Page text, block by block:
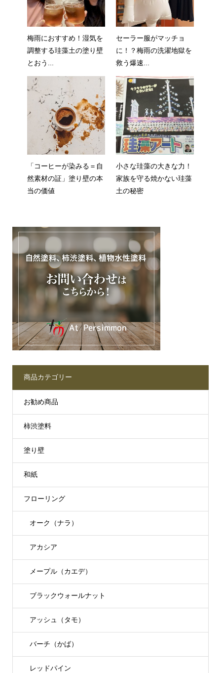
梅雨におすすめ！湿気を
調整する珪藻土の塗り壁
とおう...
セーラー服がマッチョ
に！？梅雨の洗濯地獄を
救う爆速...
「コーヒーが染みる＝自
然素材の証」塗り壁の本
当の価値
小さな珪藻の大きな力！
家族を守る焼かない珪藻
土の秘密
商品カテゴリー
お勧め商品
柿渋塗料
塗り壁
和紙
フローリング
オーク（ナラ）
アカシア
メープル（カエデ）
ブラックウォールナット
アッシュ（タモ）
バーチ（かば）
レッドパイン